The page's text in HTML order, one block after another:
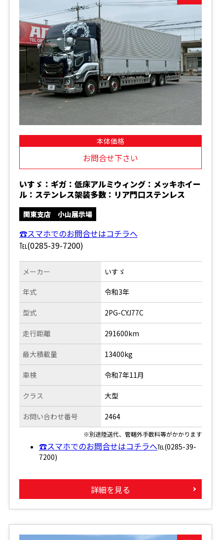
本体価格
お問合せ下さい
いすゞ：ギガ：低床アルミウィング：メッキホイー
ル：ステンレス架装多数：リア門口ステンレス
関東支店 小山展示場
☎スマホでのお問合せはコチラへ
℡(0285-39-7200)
メーカー
年式
型式
走行距離
いすゞ
令和3年
2PG-CYJ77C
291600km
最大積載量
車検
クラス
お問い合わせ番号
13400kg
令和7年11月
大型
2464
※別途陸送代、管轄外手数料等がかかります
☎スマホでのお問合せはコチラへ℡(0285-39-
7200)
詳細を見る